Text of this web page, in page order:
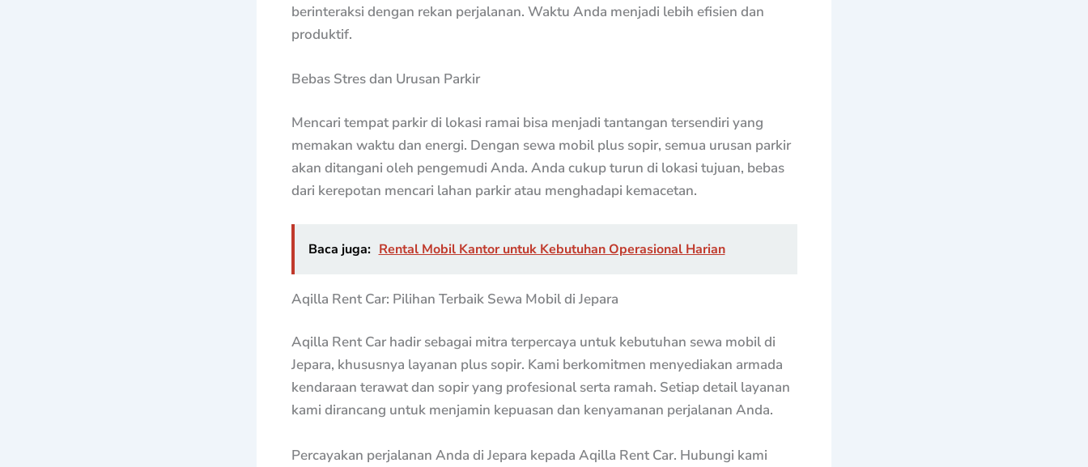
berinteraksi dengan rekan perjalanan. Waktu Anda menjadi lebih efisien dan
produktif.
Bebas Stres dan Urusan Parkir
Mencari tempat parkir di lokasi ramai bisa menjadi tantangan tersendiri yang
memakan waktu dan energi. Dengan sewa mobil plus sopir, semua urusan parkir
akan ditangani oleh pengemudi Anda. Anda cukup turun di lokasi tujuan, bebas
dari kerepotan mencari lahan parkir atau menghadapi kemacetan.
Baca juga: Rental Mobil Kantor untuk Kebutuhan Operasional Harian
Aqilla Rent Car: Pilihan Terbaik Sewa Mobil di Jepara
Aqilla Rent Car hadir sebagai mitra terpercaya untuk kebutuhan sewa mobil di
Jepara, khususnya layanan plus sopir. Kami berkomitmen menyediakan armada
kendaraan terawat dan sopir yang profesional serta ramah. Setiap detail layanan
kami dirancang untuk menjamin kepuasan dan kenyamanan perjalanan Anda.
Percayakan perjalanan Anda di Jepara kepada Aqilla Rent Car. Hubungi kami